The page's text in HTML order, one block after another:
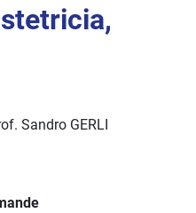
Sandro GERLI